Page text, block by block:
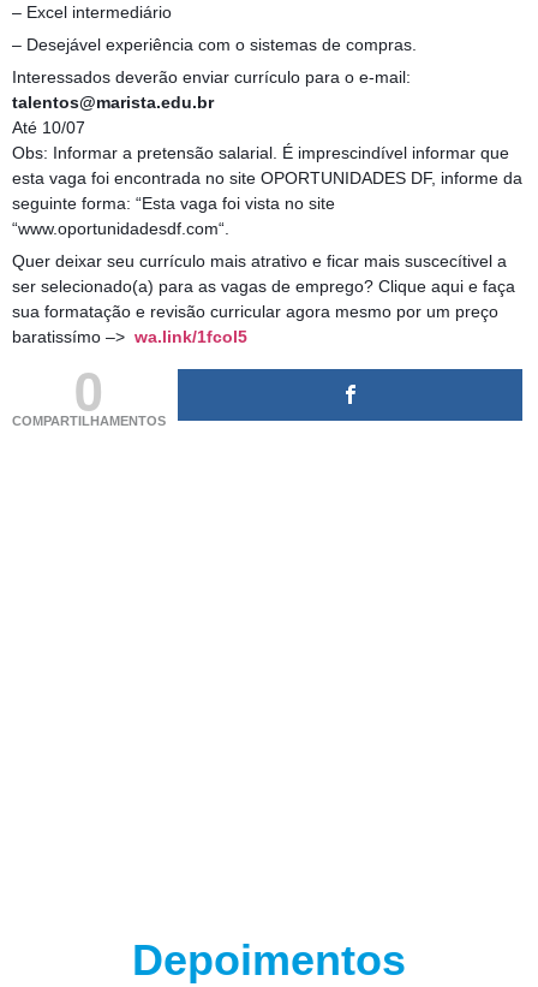
– Excel intermediário
– Desejável experiência com o sistemas de compras.
Interessados deverão enviar currículo para o e-mail:
talentos@marista.edu.br
Até 10/07
Obs: Informar a pretensão salarial. É imprescindível informar que
esta vaga foi encontrada no site OPORTUNIDADES DF, informe da
seguinte forma: “Esta vaga foi vista no site
“www.oportunidadesdf.com“.
Quer deixar seu currículo mais atrativo e ficar mais suscecítivel a
ser selecionado(a) para as vagas de emprego? Clique aqui e faça
sua formatação e revisão curricular agora mesmo por um preço
baratissímo –> wa.link/1fcol5
0
COMPARTILHAMENTOS
Depoimentos